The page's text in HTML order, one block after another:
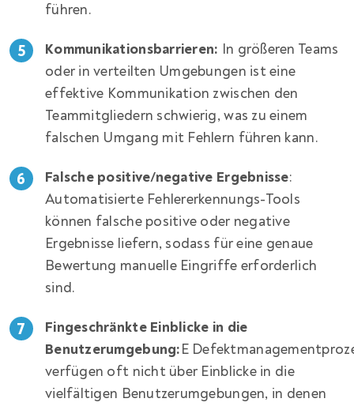
führen.
Kommunikationsbarrieren: In größeren Teams
oder in verteilten Umgebungen ist eine
effektive Kommunikation zwischen den
Teammitgliedern schwierig, was zu einem
falschen Umgang mit Fehlern führen kann.
Falsche positive/negative Ergebnisse:
Automatisierte Fehlererkennungs-Tools
können falsche positive oder negative
Ergebnisse liefern, sodass für eine genaue
Bewertung manuelle Eingriffe erforderlich
sind.
Fingeschränkte Einblicke in die
Benutzerumgebung:E
verfügen oft nicht über Einblicke in die
vielfältigen Benutzerumgebungen, in denen